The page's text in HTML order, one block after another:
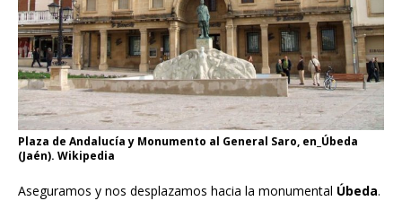
Plaza de Andalucía y Monumento al General Saro, en_Úbeda
(Jaén). Wikipedia
Aseguramos y nos desplazamos hacia la monumental Úbeda.